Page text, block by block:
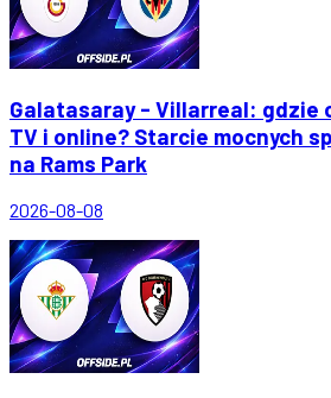
Galatasaray - Villarreal: gdzie
TV i online? Starcie mocnych
na Rams Park
2026-08-08